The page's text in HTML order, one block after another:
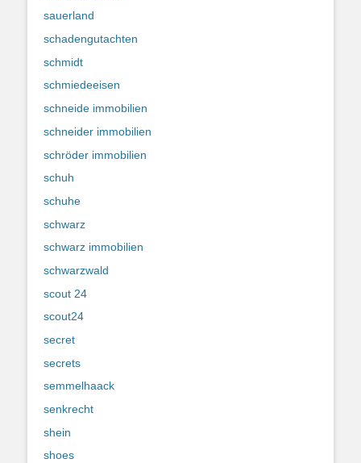
sauerland
schadengutachten
schmidt
schmiedeeisen
schneide immobilien
schneider immobilien
schröder immobilien
schuh
schuhe
schwarz
schwarz immobilien
schwarzwald
scout 24
scout24
secret
secrets
semmelhaack
senkrecht
shein
shoes